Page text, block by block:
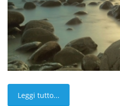
Leggi tutto...